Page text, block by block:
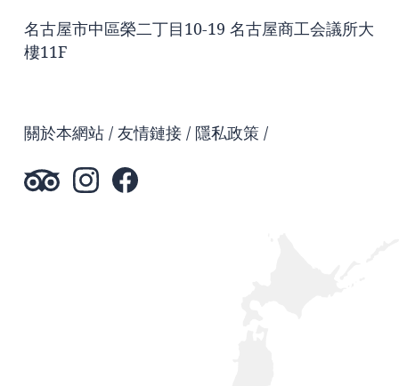
名古屋市中區榮二丁目10-19 名古屋商工会議所大
樓11F
關於本網站 友情鏈接 隱私政策